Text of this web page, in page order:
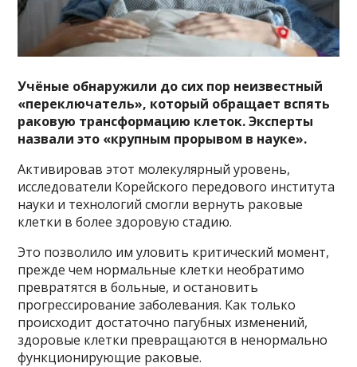
Учёные обнаружили до сих пор неизвестный
«переключатель», который обращает вспять
раковую трансформацию клеток. Эксперты
назвали это «крупным прорывом в науке».
Активировав этот молекулярный уровень,
исследователи Корейского передового института
науки и технологий смогли вернуть раковые
клетки в более здоровую стадию.
Это позволило им уловить критический момент,
прежде чем нормальные клетки необратимо
превратятся в больные, и остановить
прогрессирование заболевания. Как только
происходит достаточно пагубных изменений,
здоровые клетки превращаются в ненормально
функционирующие раковые.